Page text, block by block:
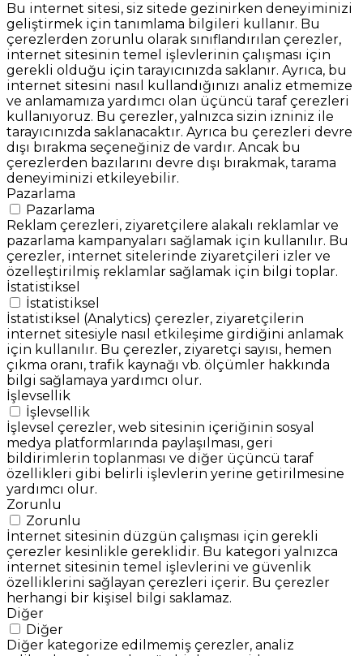
Bu internet sitesi, siz sitede gezinirken deneyiminizi
geliştirmek için tanımlama bilgileri kullanır. Bu
çerezlerden zorunlu olarak sınıflandırılan çerezler,
internet sitesinin temel işlevlerinin çalışması için
gerekli olduğu için tarayıcınızda saklanır. Ayrıca, bu
internet sitesini nasıl kullandığınızı analiz etmemize
ve anlamamıza yardımcı olan üçüncü taraf çerezleri
kullanıyoruz. Bu çerezler, yalnızca sizin izniniz ile
tarayıcınızda saklanacaktır. Ayrıca bu çerezleri devre
dışı bırakma seçeneğiniz de vardır. Ancak bu
çerezlerden bazılarını devre dışı bırakmak, tarama
deneyiminizi etkileyebilir.
Pazarlama
Pazarlama
Reklam çerezleri, ziyaretçilere alakalı reklamlar ve
pazarlama kampanyaları sağlamak için kullanılır. Bu
çerezler, internet sitelerinde ziyaretçileri izler ve
özelleştirilmiş reklamlar sağlamak için bilgi toplar.
İstatistiksel
İstatistiksel
İstatistiksel (Analytics) çerezler, ziyaretçilerin
internet sitesiyle nasıl etkileşime girdiğini anlamak
için kullanılır. Bu çerezler, ziyaretçi sayısı, hemen
çıkma oranı, trafik kaynağı vb. ölçümler hakkında
bilgi sağlamaya yardımcı olur.
İşlevsellik
İşlevsellik
İşlevsel çerezler, web sitesinin içeriğinin sosyal
medya platformlarında paylaşılması, geri
bildirimlerin toplanması ve diğer üçüncü taraf
özellikleri gibi belirli işlevlerin yerine getirilmesine
yardımcı olur.
Zorunlu
Zorunlu
İnternet sitesinin düzgün çalışması için gerekli
çerezler kesinlikle gereklidir. Bu kategori yalnızca
internet sitesinin temel işlevlerini ve güvenlik
özelliklerini sağlayan çerezleri içerir. Bu çerezler
herhangi bir kişisel bilgi saklamaz.
Diğer
Diğer
Diğer kategorize edilmemiş çerezler, analiz